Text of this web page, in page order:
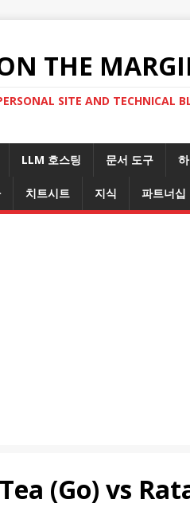
THE
SITE AND TECHNICAL
LLM 호스팅 문서 도구
치트시트 지식 파트너십
(Go) vs